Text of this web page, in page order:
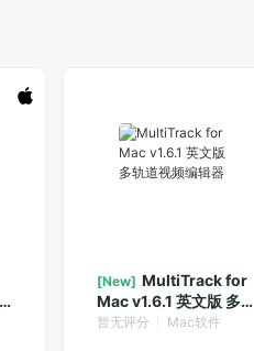
[New] MultiTrack for
Mac v1.6.1 英文版 多轨
道视频编辑器
暂无评分 Mac软件